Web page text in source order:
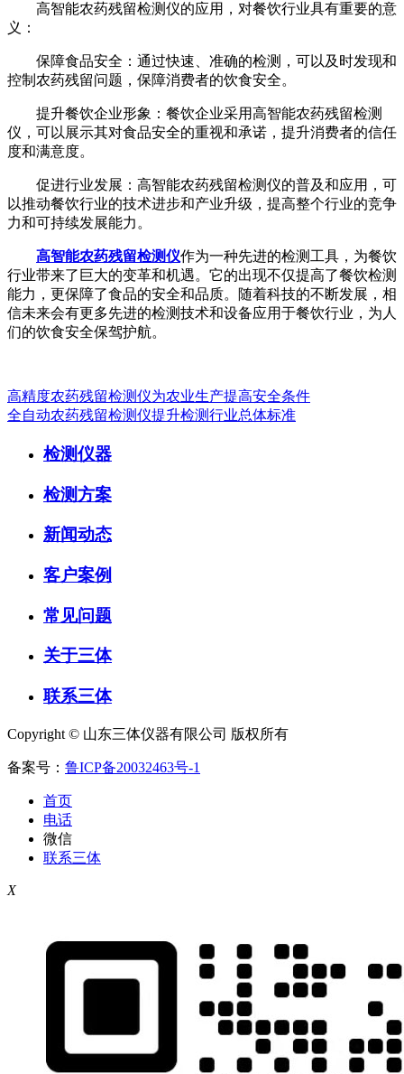
高智能农药残留检测仪的应用，对餐饮行业具有重要的意
义：
保障食品安全：通过快速、准确的检测，可以及时发现和
控制农药残留问题，保障消费者的饮食安全。
提升餐饮企业形象：餐饮企业采用高智能农药残留检测
仪，可以展示其对食品安全的重视和承诺，提升消费者的信任
度和满意度。
促进行业发展：高智能农药残留检测仪的普及和应用，可
以推动餐饮行业的技术进步和产业升级，提高整个行业的竞争
力和可持续发展能力。
高智能农药残留检测仪作为一种先进的检测工具，为餐饮
行业带来了巨大的变革和机遇。它的出现不仅提高了餐饮检测
能力，更保障了食品的安全和品质。随着科技的不断发展，相
信未来会有更多先进的检测技术和设备应用于餐饮行业，为人
们的饮食安全保驾护航。
高精度农药残留检测仪为农业生产提高安全条件
全自动农药残留检测仪提升检测行业总体标准
检测仪器
检测方案
新闻动态
客户案例
常见问题
关于三体
联系三体
Copyright © 山东三体仪器有限公司 版权所有
备案号： 鲁ICP备20032463号-1
首页
电话
微信
联系三体
X